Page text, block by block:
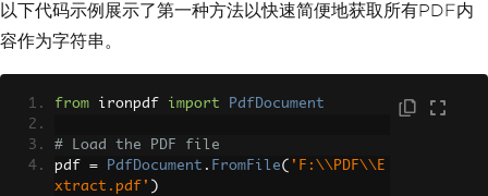
以下代码示例展示了第一种方法以快速简便地获取所有PDF内
容作为字符串。
from ironpdf import PdfDocument
# Load the PDF file
pdf = PdfDocument . FromFile( 'F:\\PDF\\E
xtract.pdf' )